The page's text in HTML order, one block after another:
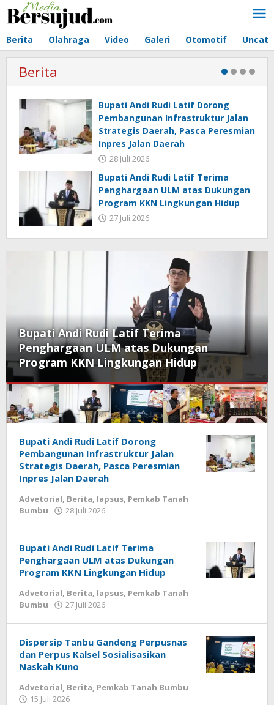
Lewati
Berita Olahraga Video Galeri Otomotif
Berita
Bupati Andi Rudi Latif Dorong
Pembangunan Infrastruktur Jalan
Strategis Daerah, Pasca Peresmian
Inpres Jalan Daerah
28 Juli 2026
Bupati Andi Rudi Latif Terima
Penghargaan ULM atas Dukungan
Program KKN Lingkungan Hidup
27 Juli 2026
Bupati Andi Rudi Latif Terima
Penghargaan ULM atas Dukungan
Program KKN Lingkungan Hidup
mediabersujud.com
Bupati Andi Rudi Latif Dorong
Pembangunan Infrastruktur Jalan
Strategis Daerah, Pasca Peresmian
Inpres Jalan Daerah
Advetorial, Berita, lapsus, Pemkab Tanah
Bumbu
28 Juli 2026
Bupati Andi Rudi Latif Terima
Penghargaan ULM atas Dukungan
Program KKN Lingkungan Hidup
Advetorial, Berita, lapsus, Pemkab Tanah
Bumbu
27 Juli 2026
Dispersip Tanbu Gandeng Perpusnas
dan Perpus Kalsel Sosialisasikan
Naskah Kuno
Advetorial, Berita, Pemkab Tanah Bumbu
15 Juli 2026